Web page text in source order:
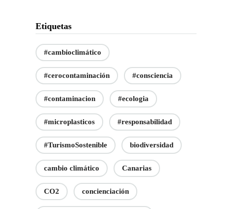
Etiquetas
#cambioclimático
#cerocontaminación #consciencia
#contaminacion #ecologia
#microplasticos #responsabilidad
#TurismoSostenible biodiversidad
cambio climático Canarias
CO2 concienciación